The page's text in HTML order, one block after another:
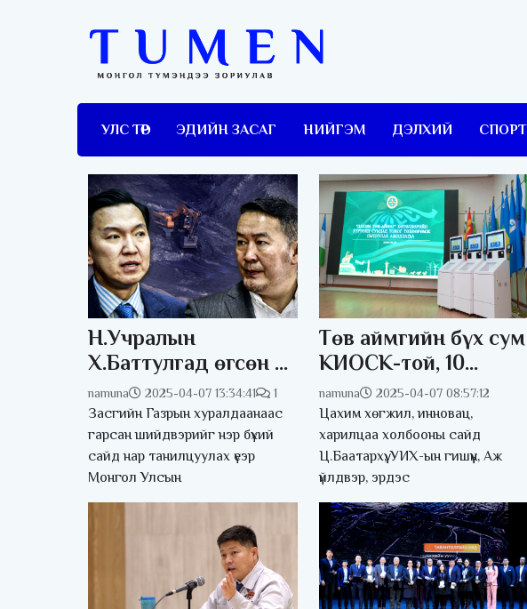
УЛС ТӨР ЭДИЙН ЗАСАГ НИЙГЭМ ДЭЛХИЙ СПОРТ
Н.Учралын
Х.Баттулгад өгсөн 7
хоногийн хугацаа
дуусахад 2 өдөр
үлдлээ
namuna 2025-04-07 13:34:41 1
Засгийн Газрын хуралдаанаас
гарсан шийдвэрийг нэр бүхий
сайд нар танилцуулах үеэр
Монгол Улсын
Төв аймгийн бүх сум
КИОСК-той, 10
сургууль
Старлинктэй боллоо
namuna 2025-04-07 08:57:12
Цахим хөгжил, инновац,
харилцаа холбооны сайд
Ц.Баатархүү, УИХ-ын гишүүн, Аж
үйлдвэр, эрдэс